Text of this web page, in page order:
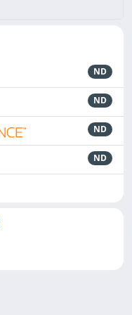
ND
ND
ND
ND